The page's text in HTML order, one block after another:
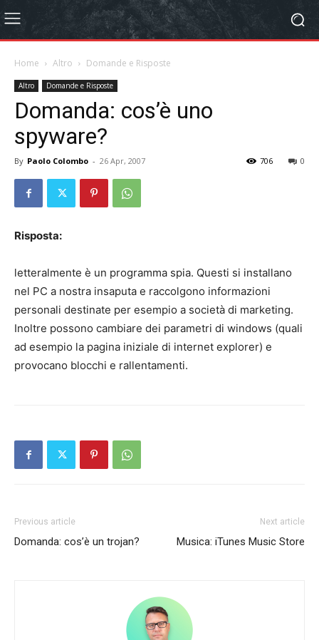
Home Altro Domande e Risposte
Altro Domande e Risposte
Domanda: cos’è uno
spyware?
By Paolo Colombo - 26 Apr, 2007 0
706
Risposta:
letteralmente è un programma spia. Questi si installano
nel PC a nostra insaputa e raccolgono informazioni
personali destinate per esempio a società di marketing.
Inoltre possono cambiare dei parametri di windows (quali
ad esempio la pagina iniziale di internet explorer) e
provocano blocchi e rallentamenti.
Previous article
Domanda: cos’è un trojan?
Next article
Musica: iTunes Music Store